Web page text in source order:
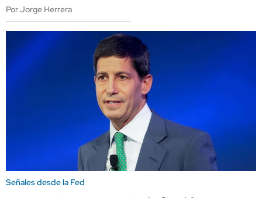
Por Jorge Herrera
Señales desde la Fed